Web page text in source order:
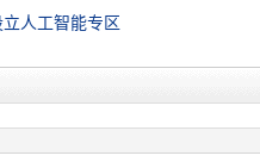
人工智能专区